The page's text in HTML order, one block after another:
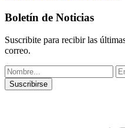
Boletín de Noticias
Suscribite para recibir las
correo.
Suscribirse